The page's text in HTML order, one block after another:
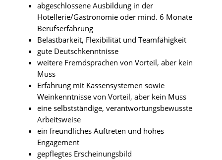
abgeschlossene Ausbildung in der
Hotellerie/Gastronomie oder mind. 6 Monate
Berufserfahrung
Belastbarkeit, Flexibilität und Teamfähigkeit
gute Deutschkenntnisse
weitere Fremdsprachen von Vorteil, aber kein
Muss
Erfahrung mit Kassensystemen sowie
Weinkenntnisse von Vorteil, aber kein Muss
eine selbstständige, verantwortungsbewusste
Arbeitsweise
ein freundliches Auftreten und hohes
Engagement
gepflegtes Erscheinungsbild